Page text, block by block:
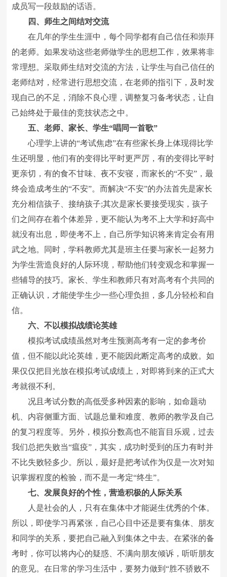
成员写一段鼓励的话语。
四、师生之间结对交流
在几年的学生生涯中，每个同学都有自己信任和崇拜
的老师。如果发动这些老师做学生的思想工作，效果将非
常理想。采取师生结对交流的方法，让学生与自己信任的
老师结对，经常进行思想交流，在老师的指引下，及时发
现自己的不足，消除不良心理，调整复习备考状态，让自
己始终处于最佳的竞技状态之中。
五、老师、家长、学生“唱同一首歌”
心理学上讲的“考试焦虑”在有些家长身上体现得比学
生还明显，他们有的变得比平时更严厉，有的变得比平时
更亲切，有的食不甘味、夜不安寝，而家长的“不安”，最
终会造成考生的“不安”。而解决“不安”的办法首先是家长
充分相信孩子、接纳孩子;其次是家长要接受现实，孩子
们之间存在着个体差异，更不能认为考不上大学和好高中
就没有出息，即使考不上，自己所学知识将来肯定会有用
武之地。同时，学科教师尤其是班主任要与家长一起努力
为学生营造良好的人际环境，帮助他们转变观念和掌握一
些辅导的技巧。家长、学生和教师只有对高考有个共同的
正确认识，才能使学生少一些心理负担，多几分轻松和自
信。
六、不以模拟战绩论英雄
模拟考试成绩虽然对考生预测高考有一定的参考价
值，但不能以此论英雄，更不能因此断定高考的成败。如
果仅仅把目光放在模拟考试成绩上，对即将到来的正式大
考就很不利。
况且考试分数的高低受多种因素的影响，如命题动
机、内容侧重方面、试题总量和难度、教师的教学及自己
的复习程度等。另外，模拟分数高也不能盲目乐观，过去
我们总把失败当“瘟疫”，其实，成功时受到的压力有时并
不比失败轻多少。所以，最好是把考试作为仅是一次对知
识掌握程度的检验，而不是一考定“终生”。
七、发展良好的个性，营造积极的人际关系
人是社会的人，只有在集体中才能诞生优秀的个体。
所以，即使学习再紧张，自己心目中还是要有集体、朋友
和同学的关系，要把自己融入到集体之中去。在紧张的备
考时，你可以将内心的疑惑、不满向朋友倾诉，听听朋友
的意见。在日常的学习生活中，要努力做到“胜不骄败不